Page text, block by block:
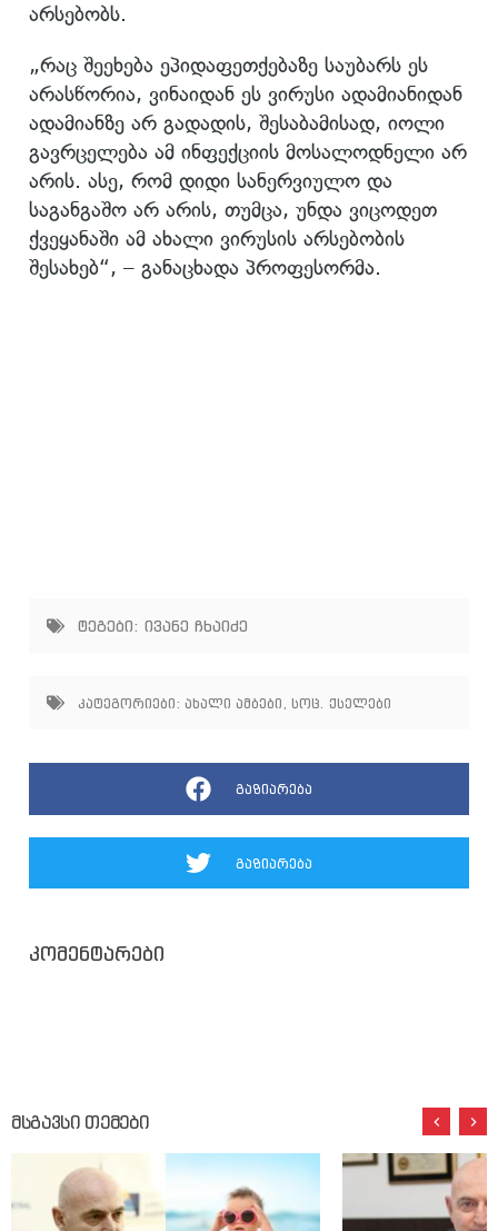
არსებობს.
„რაც შეეხება ეპიდაფეთქებაზე საუბარს ეს
არასწორია, ვინაიდან ეს ვირუსი ადამიანიდან
ადამიანზე არ გადადის, შესაბამისად, იოლი
გავრცელება ამ ინფექციის მოსალოდნელი არ
არის. ასე, რომ დიდი სანერვიულო და
საგანგაშო არ არის, თუმცა, უნდა ვიცოდეთ
ქვეყანაში ამ ახალი ვირუსის არსებობის
შესახებ“, – განაცხადა პროფესორმა.
ტეგები: ივანე ჩხაიძე
კატეგორიები: ახალი ამბები სოც. ქსელები
გაზიარება
გაზიარება
კომენტარები
მსგავსი თემები